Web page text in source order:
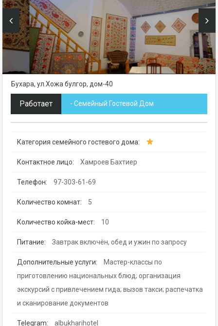
Бухара, ул.Хожа булгор, дом-40
Работает - Семейный Гостевой Дом
Категория семейного гостевого дома:
Контактное лицо: Хамроев Бахтиер
Телефон: 97-303-61-69
Количество комнат: 5
Количество койка-мест: 10
Питание: Завтрак включён, обед и ужин по запросу
Дополнительные услуги:
Мастер-классы по
приготовлению национальных блюд; организация
экскурсий с привлечением гида; вызов такси; распечатка
и сканирование документов
Telegram: albukharihotel